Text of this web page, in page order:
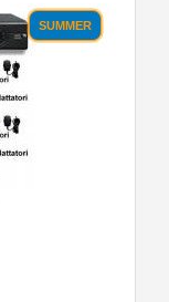
SUMMER